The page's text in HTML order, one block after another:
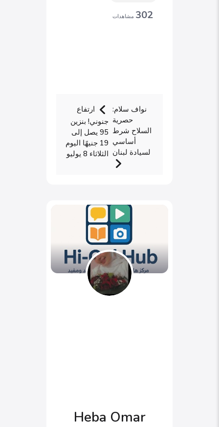
302 مشاهدات
ارتفاع
جنوني! بنزين
95 يصل إلى
19 جنيهًا اليوم
الثلاثاء 8 يوليو
نواف سلام:
حصرية
السلاح شرط
أساسي
لسيادة لبنان
Heba Omar